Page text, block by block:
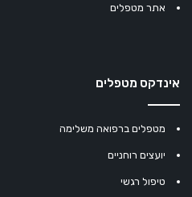
אתר מטפלים
אינדקס מטפלים
מטפלים ברפואה משלימה
יועצים רוחניים
טיפול רגשי